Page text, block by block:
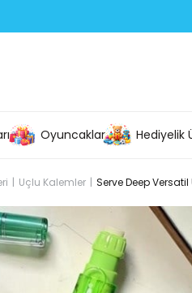
Oyuncaklar Hediyelik
Uçlu Kalemler Serve Deep